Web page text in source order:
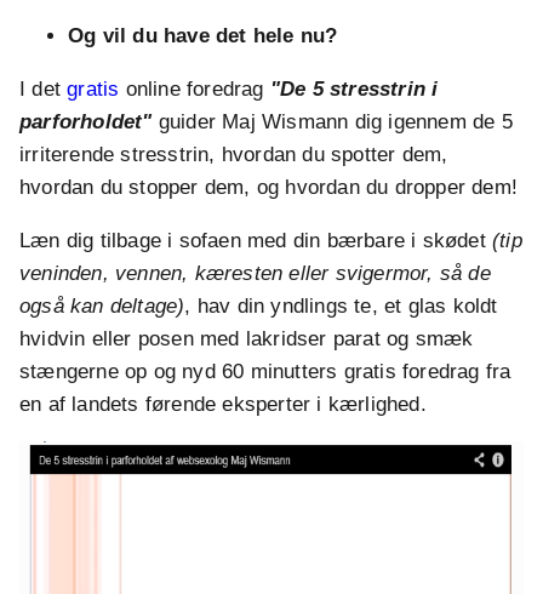
Og vil du have det hele nu?
I detgratis online foredrag "De 5 stresstrin i
parforholdet"guider Maj Wismann dig igennem de 5
irriterende stresstrin, hvordan du spotter dem,
hvordan du stopper dem, og hvordan du dropper dem!
Læn dig tilbage i sofaen med din bærbare i skødet (tip
veninden, vennen, kæresten eller svigermor, så de
også kan deltage), hav din yndlings te, et glas koldt
hvidvin eller posen med lakridser parat og smæk
stængerne op og nyd 60 minutters gratis foredrag fra
en af landets førende eksperter i kærlighed.